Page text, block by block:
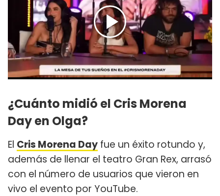
¿Cuánto midió el Cris Morena
Day en Olga?
El Cris Morena Day fue un éxito rotundo y,
además de llenar el teatro Gran Rex, arrasó
con el número de usuarios que vieron en
vivo el evento por YouTube.